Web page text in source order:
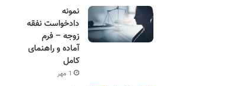
نمونه
دادخواست نفقه
زوجه – فرم
آماده و راهنمای
کامل
1 مهر